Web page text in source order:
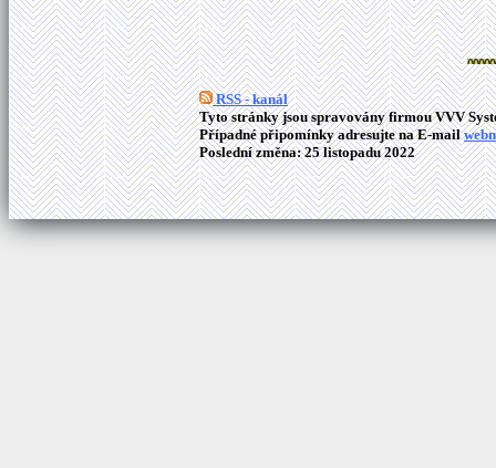
RSS - kanál
Tyto stránky jsou spravovány firmou VVV
Případné připomínky adresujte na E-mail
Poslední změna: 25 listopadu 2022